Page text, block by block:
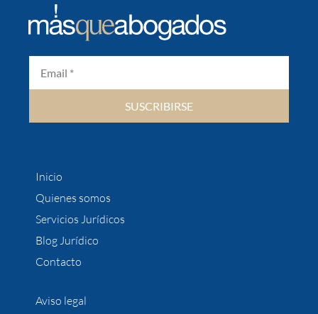
SUSCRIBIRSE
Inicio
Quienes somos
Servicios Jurídicos
Blog Jurídico
Contacto
Aviso legal